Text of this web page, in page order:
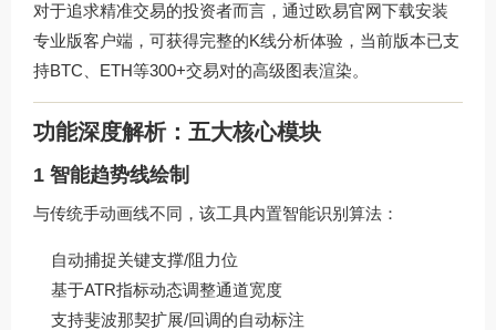
对于追求精准交易的投资者而言，通过欧易官网下载安装
专业版客户端，可获得完整的K线分析体验，当前版本已支
持BTC、ETH等300+交易对的高级图表渲染。
功能深度解析：五大核心模块
1 智能趋势线绘制
与传统手动画线不同，该工具内置智能识别算法：
自动捕捉关键支撑/阻力位
基于ATR指标动态调整通道宽度
支持斐波那契扩展/回调的自动标注